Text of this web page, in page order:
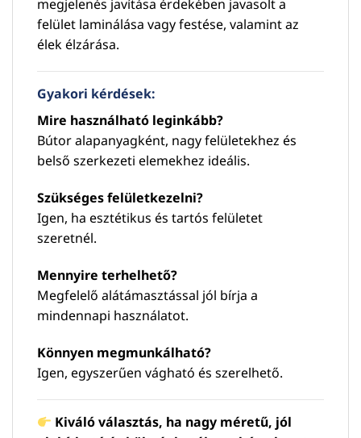
megjelenés javítása érdekében javasolt a
felület laminálása vagy festése, valamint az
élek élzárása.
Gyakori kérdések:
Mire használható leginkább?
Bútor alapanyagként, nagy felületekhez és
belső szerkezeti elemekhez ideális.
Szükséges felületkezelni?
Igen, ha esztétikus és tartós felületet
szeretnél.
Mennyire terhelhető?
Megfelelő alátámasztással jól bírja a
mindennapi használatot.
Könnyen megmunkálható?
Igen, egyszerűen vágható és szerelhető.
Kiváló választás, ha nagy méretű, jól